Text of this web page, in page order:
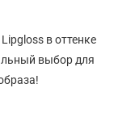
в оттенке
выбор для